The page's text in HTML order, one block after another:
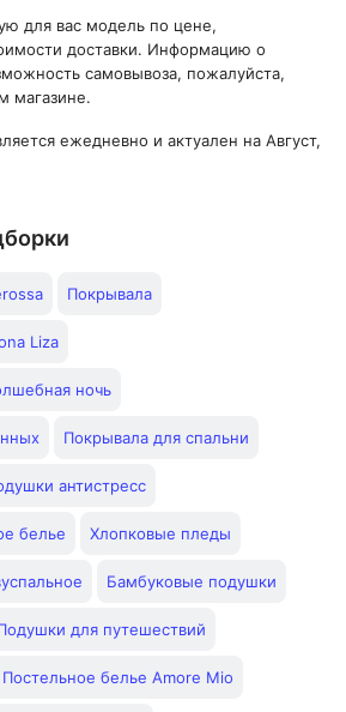
для вас модель по цене,
доставки. Информацию о
самовывоза, пожалуйста,
магазине.
ежедневно и актуален на Август,
Покрывала
Liza
ночь
Покрывала для спальни
антистресс
белье Хлопковые пледы
Бамбуковые подушки
для путешествий
Постельное белье Amore Mio